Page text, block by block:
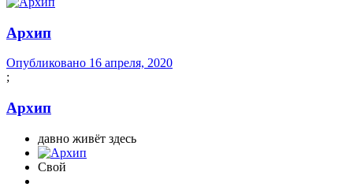
Архип
Опубликовано 16 апреля, 2020
;
Архип
давно живёт здесь
Свой